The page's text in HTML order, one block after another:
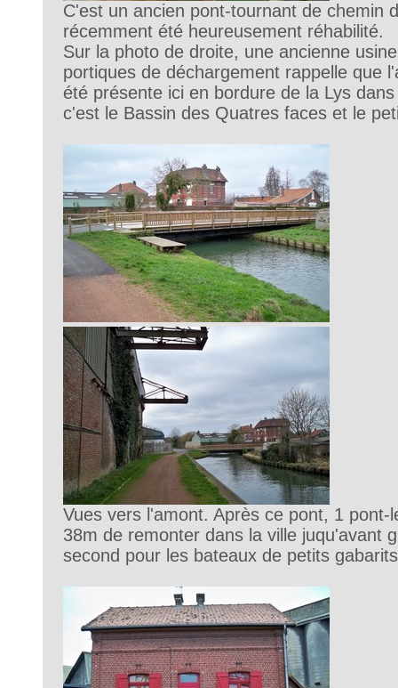
C'est un ancien pont-tournant de chemin
récemment été heureusement réhabilité.
Sur la photo de droite, une ancienne
portiques de déchargement rappelle que
été présente ici en bordure de la Lys
c'est le Bassin des Quatres faces et le
Vues vers l'amont. Après ce pont, 1 pont-
38m de remonter dans la ville juqu'avant
second pour les bateaux de petits